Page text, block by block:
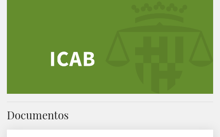
Documentos